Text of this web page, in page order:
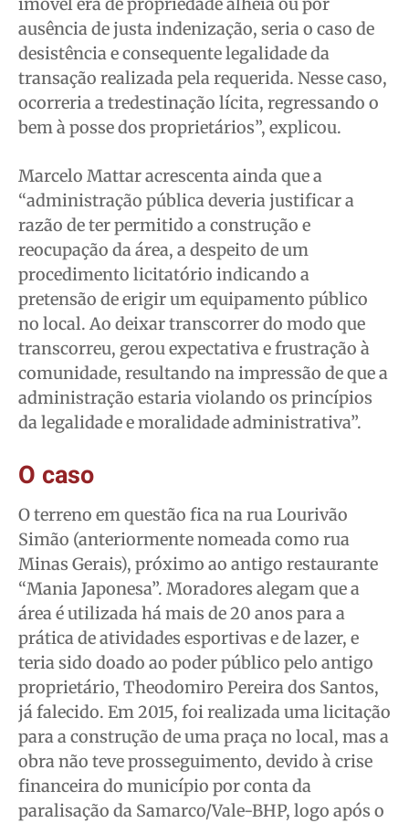
imóvel era de propriedade alheia ou por
ausência de justa indenização, seria o caso de
desistência e consequente legalidade da
transação realizada pela requerida. Nesse caso,
ocorreria a tredestinação lícita, regressando o
bem à posse dos proprietários”, explicou.
Marcelo Mattar acrescenta ainda que a
“administração pública deveria justificar a
razão de ter permitido a construção e
reocupação da área, a despeito de um
procedimento licitatório indicando a
pretensão de erigir um equipamento público
no local. Ao deixar transcorrer do modo que
transcorreu, gerou expectativa e frustração à
comunidade, resultando na impressão de que a
administração estaria violando os princípios
da legalidade e moralidade administrativa”.
O caso
O terreno em questão fica na rua Lourivão
Simão (anteriormente nomeada como rua
Minas Gerais), próximo ao antigo restaurante
“Mania Japonesa”. Moradores alegam que a
área é utilizada há mais de 20 anos para a
prática de atividades esportivas e de lazer, e
teria sido doado ao poder público pelo antigo
proprietário, Theodomiro Pereira dos Santos,
já falecido. Em 2015, foi realizada uma licitação
para a construção de uma praça no local, mas a
obra não teve prosseguimento, devido à crise
financeira do município por conta da
paralisação da Samarco/Vale-BHP, logo após o